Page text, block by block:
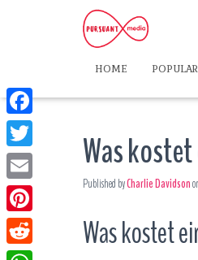
HOME
Was
Published byCharlie Davidson
Was kostet
F
a
c
e
b
o
T
w
i
t
E
m
a
P
i
R